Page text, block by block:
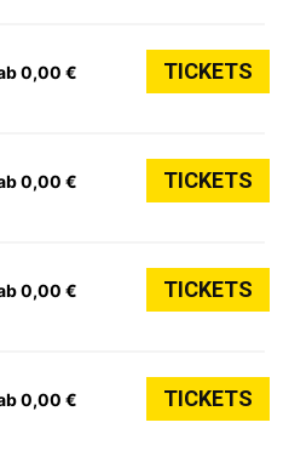
0,00 € TICKETS
0,00 € TICKETS
0,00 € TICKETS
0,00 € TICKETS